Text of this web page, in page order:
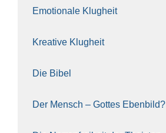
Emo­tio­na­le Klug­heit
Krea­ti­ve Klug­heit
Die Bibel
Der Mensch – Got­tes Eben­bild?